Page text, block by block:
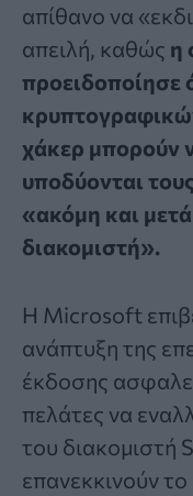
απίθανο να
απειλή, καθώς η
προειδοποίησε
χάκερ μπορούν
υποδύονται
«ακόμη και
διακομιστή».
Η Microsoft
ανάπτυξη της
έκδοσης
πελάτες να
του διακομιστή
επανεκκινούν